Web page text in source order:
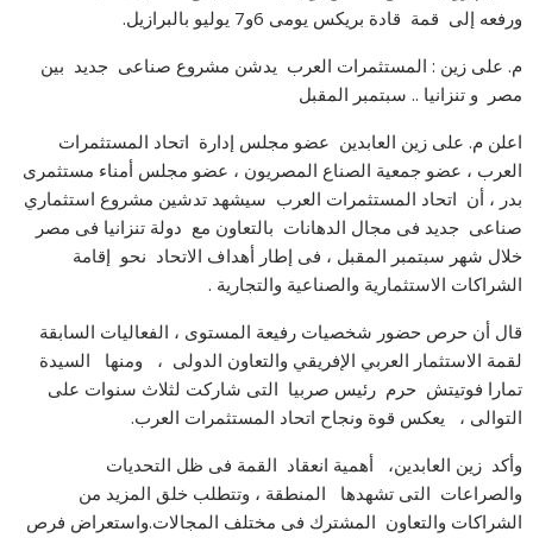
ورفعه إلى قمة قادة بريكس يومى 6و7 يوليو بالبرازيل.
م. على زين : المستثمرات العرب يدشن مشروع صناعى جديد بين
مصر و تنزانيا .. سبتمبر المقبل
اعلن م. على زين العابدين عضو مجلس إدارة اتحاد المستثمرات
العرب ، عضو جمعية الصناع المصريون ، عضو مجلس أمناء مستثمرى
بدر ، أن اتحاد المستثمرات العرب سيشهد تدشين مشروع استثماري
صناعى جديد فى مجال الدهانات بالتعاون مع دولة تنزانيا فى مصر
خلال شهر سبتمبر المقبل ، فى إطار أهداف الاتحاد نحو إقامة
الشراكات الاستثمارية والصناعية والتجارية .
قال أن حرص حضور شخصيات رفيعة المستوى ، الفعاليات السابقة
لقمة الاستثمار العربي الإفريقي والتعاون الدولى ، ومنها السيدة
تمارا فوتيتش حرم رئيس صربيا التى شاركت لثلاث سنوات على
التوالى ، يعكس قوة ونجاح اتحاد المستثمرات العرب.
وأكد زين العابدين، أهمية انعقاد القمة فى ظل التحديات
والصراعات التى تشهدها المنطقة ، وتتطلب خلق المزيد من
الشراكات والتعاون المشترك فى مختلف المجالات.واستعراض فرص